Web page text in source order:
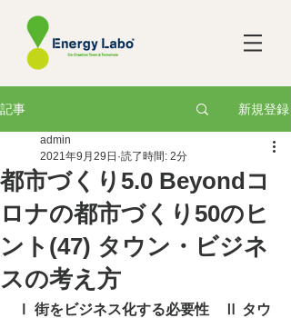
記事 新規登録
都市づくり5.0 Beyondコ
ロナの都市づくり50のヒ
ント(47) タウン・ビジネ
スの考え方
admin
2021年9月29日 読了時間: 2分
Ⅰ 街をビジネス化する必要性　Ⅱ タウ